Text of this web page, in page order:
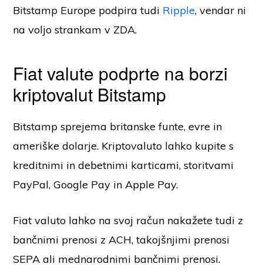
Bitstamp Europe podpira tudi Ripple, vendar ni
na voljo strankam v ZDA.
Fiat valute podprte na borzi
kriptovalut Bitstamp
Bitstamp sprejema britanske funte, evre in
ameriške dolarje. Kriptovaluto lahko kupite s
kreditnimi in debetnimi karticami, storitvami
PayPal, Google Pay in Apple Pay.
Fiat valuto lahko na svoj račun nakažete tudi z
bančnimi prenosi z ACH, takojšnjimi prenosi
SEPA ali mednarodnimi bančnimi prenosi.